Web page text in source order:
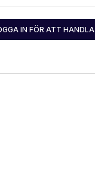
IN FÖR ATT HANDLA